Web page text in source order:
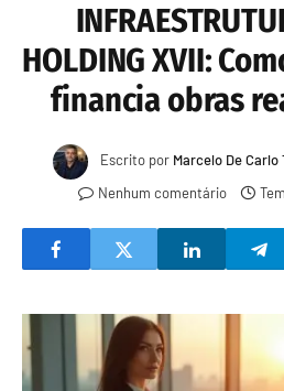
HOLDING XVII:
financia obras
Escrito por Marcelo De Carlo
Nenhum comentário